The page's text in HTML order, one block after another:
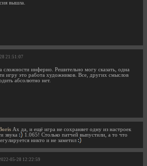
вышла.
21:51:07
инферно. Решительно могу сказать, одна
игру это работа художников. Все, других смыслов
абсолютно нет.
Ах да, и ещё игра не сохраняет одну из настроек
звука
1.065! Столько патчей выпустили, а то что
никто и не заметил
2022-05-28 12:22:59